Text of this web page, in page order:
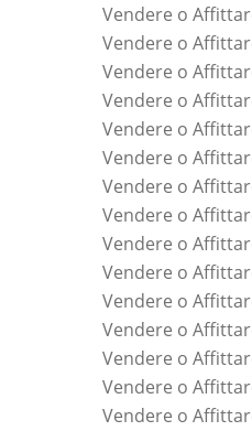
Vendere o
Vendere o
Vendere o
Vendere o
Vendere o
Vendere o